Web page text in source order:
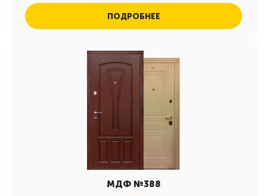
ПОДРОБНЕЕ
МДФ №388